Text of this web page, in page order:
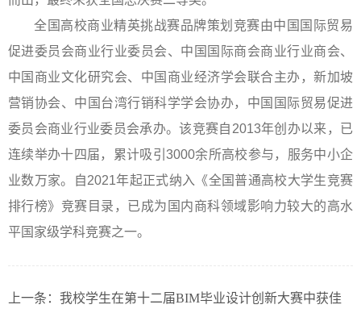
全国高校商业精英挑战赛品牌策划竞赛由中国国际贸易
促进委员会商业行业委员会、中国国际商会商业行业商会、
中国商业文化研究会、中国商业经济学会联合主办，新加坡
营销协会、中国台湾行销科学学会协办，中国国际贸易促进
委员会商业行业委员会承办。该竞赛自2013年创办以来，已
连续举办十四届，累计吸引3000余所高校参与，服务中小企
业数万家。自2021年起正式纳入《全国普通高校大学生竞赛
排行榜》竞赛目录，已成为国内商科领域影响力较大的高水
平国家级学科竞赛之一。
上一条： 我校学生在第十二届BIM毕业设计创新大赛中获佳